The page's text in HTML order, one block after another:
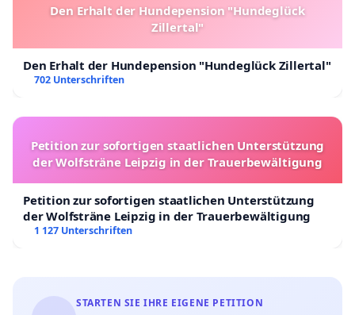
Den Erhalt der Hundepension "Hundeglück
Zillertal"
Den Erhalt der Hundepension "Hundeglück Zillertal"
702 Unterschriften
Petition zur sofortigen staatlichen Unterstützung
der Wolfsträne Leipzig in der Trauerbewältigung
Petition zur sofortigen staatlichen Unterstützung
der Wolfsträne Leipzig in der Trauerbewältigung
1 127 Unterschriften
STARTEN SIE IHRE EIGENE PETITION